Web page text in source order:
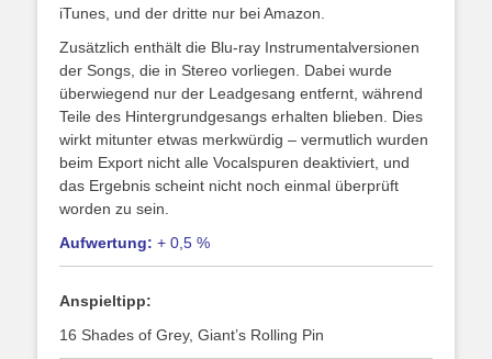
iTunes, und der dritte nur bei Amazon.
Zusätzlich enthält die Blu-ray Instrumentalversionen
der Songs, die in Stereo vorliegen. Dabei wurde
überwiegend nur der Leadgesang entfernt, während
Teile des Hintergrundgesangs erhalten blieben. Dies
wirkt mitunter etwas merkwürdig – vermutlich wurden
beim Export nicht alle Vocalspuren deaktiviert, und
das Ergebnis scheint nicht noch einmal überprüft
worden zu sein.
Aufwertung: + 0,5 %
Anspieltipp:
16 Shades of Grey, Giant’s Rolling Pin